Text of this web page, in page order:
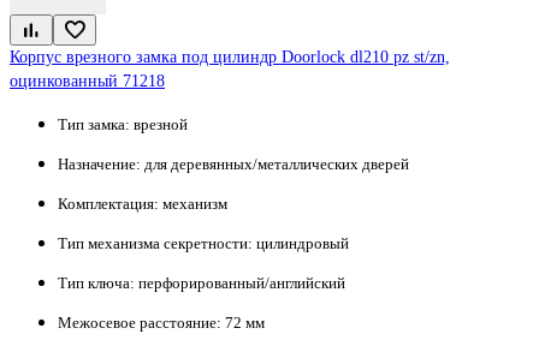
Корпус врезного замка под цилиндр Doorlock dl210 pz st/zn,
оцинкованный 71218
Тип замка: врезной
Назначение: для деревянных/металлических дверей
Комплектация: механизм
Тип механизма секретности: цилиндровый
Тип ключа: перфорированный/английский
Межосевое расстояние: 72 мм